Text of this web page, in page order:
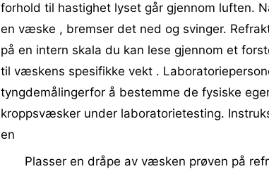
forhold til hastighet lyset går gjennom luften.
en væske , bremser det ned og svinger.
på en intern skala du kan lese gjennom et
til væskens spesifikke vekt .
tyngdemålingerfor å bestemme de fysiske
kroppsvæsker under laboratorietesting.
en
Plasser en dråpe av væsken prøven på